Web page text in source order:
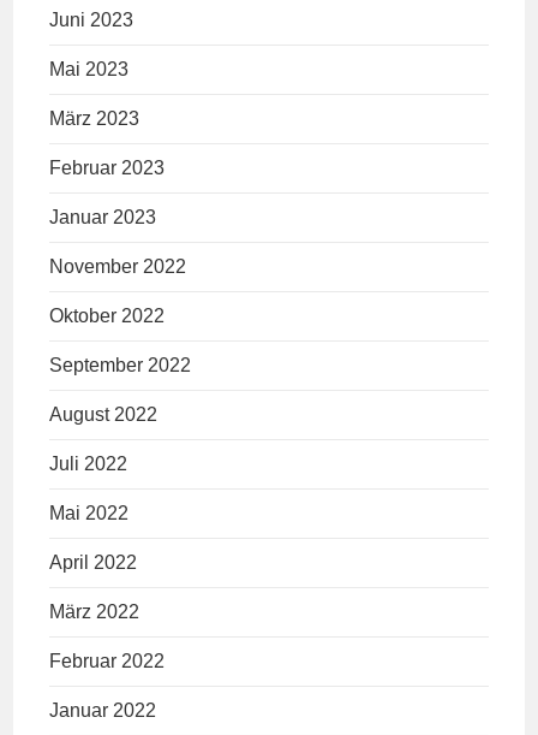
Juni 2023
Mai 2023
März 2023
Februar 2023
Januar 2023
November 2022
Oktober 2022
September 2022
August 2022
Juli 2022
Mai 2022
April 2022
März 2022
Februar 2022
Januar 2022